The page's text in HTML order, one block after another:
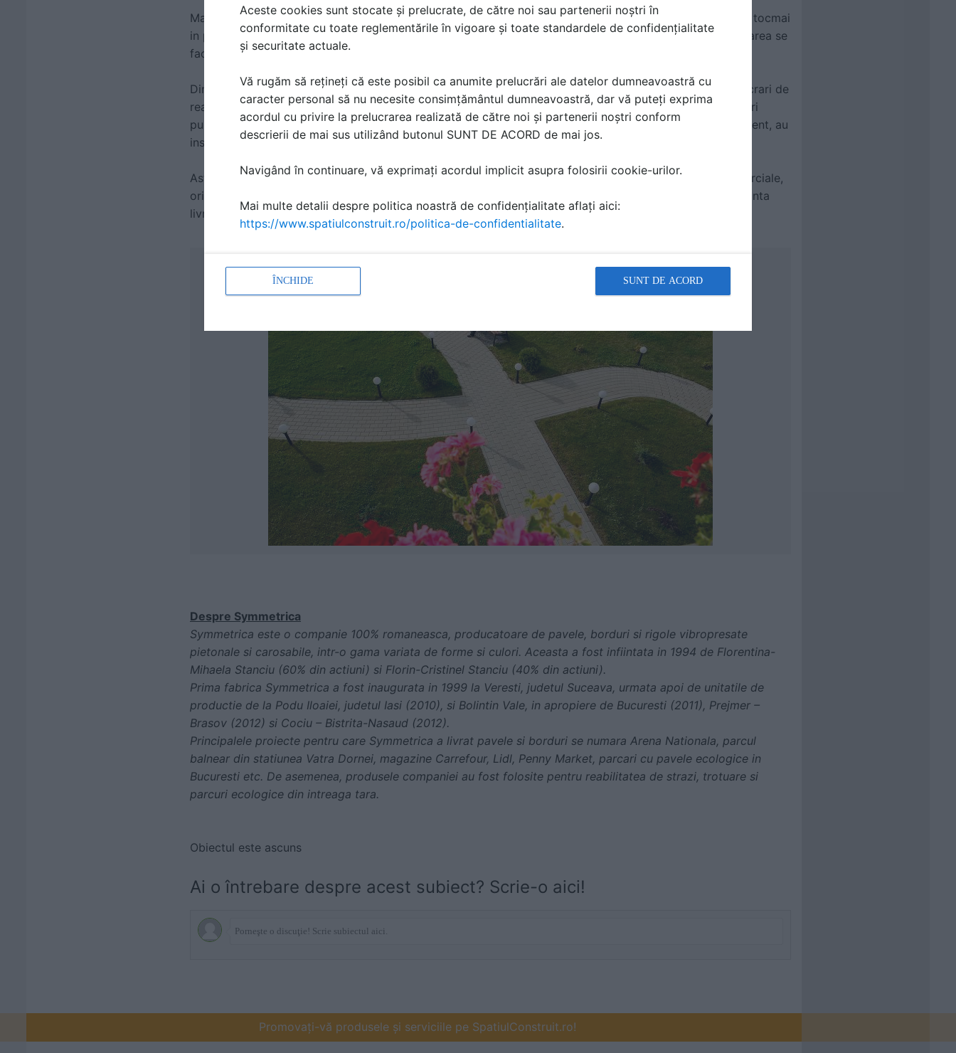
Mai mult, directorul companiei sustine ca avantajul Symmetrica in castigarea acestor proiecte a constat tocmai
in posibilitatea de a livra constant cantitati mari de produse din multiple unitati de productie. Astfel, livrarea se
face intr-un timp foarte scurt, chiar si intr-o perioada de varf in ceea ce priveste numarul comenzilor.
Dincolo de aceste proiecte, Symmetrica a livrat in acest an cantitati importante de produse si pentru lucrari de
reabilitare a trotuarelor din Pitesti, Bacau, Falticeni si Mangalia, precum si a acceselor auto pentru parcari
publice din toate regiunile tarii. Acestea, impreuna cu proiectele private desfasurate pana in acest moment, au
insumat
peste 2 milioane de metri de produse livrate, in primele 9 luni din acest an.
Astfel, in acest moment, 30% din business-ul companiei este adus de proiecte private, fie acestea comerciale,
ori industriale, de proiecte rezidentiale, iar 10% de vanzarile in retelele de bricolaj. Restul de 60% reprezinta
livrarile catre proiectele publice.
Despre Symmetrica
Symmetrica este o companie 100% romaneasca, producatoare de pavele, borduri si rigole vibropresate
pietonale si carosabile, intr-o gama variata de forme si culori. Aceasta a fost infiintata in 1994 de Florentina-
Mihaela Stanciu (60% din actiuni) si Florin-Cristinel Stanciu (40% din actiuni).
Prima fabrica Symmetrica a fost inaugurata in 1999 la Veresti, judetul Suceava, urmata apoi de unitatile de
productie de la Podu Iloaiei, judetul Iasi (2010), si Bolintin Vale, in apropiere de Bucuresti (2011), Prejmer –
Brasov (2012) si Cociu – Bistrita-Nasaud (2012).
Principalele proiecte pentru care Symmetrica a livrat pavele si borduri se numara Arena Nationala, parcul
balnear din statiunea Vatra Dornei, magazine Carrefour, Lidl, Penny Market, parcari cu pavele ecologice in
Bucuresti etc. De asemenea, produsele companiei au fost folosite pentru reabilitatea de strazi, trotuare si
parcuri ecologice din intreaga tara.
Obiectul este ascuns
Ai o întrebare despre acest subiect? Scrie-o aici!
Promovați-vă produsele și serviciile pe SpatiulConstruit.ro!
Aceste cookies sunt stocate și prelucrate, de către noi sau partenerii noștri în
conformitate cu toate reglementările în vigoare și toate standardele de confidențialitate
și securitate actuale.
Vă rugăm să rețineți că este posibil ca anumite prelucrări ale datelor dumneavoastră cu
caracter personal să nu necesite consimțământul dumneavoastră, dar vă puteți exprima
acordul cu privire la prelucrarea realizată de către noi și partenerii noștri conform
descrierii de mai sus utilizând butonul SUNT DE ACORD de mai jos.
Navigând în continuare, vă exprimați acordul implicit asupra folosirii cookie-urilor.
Mai multe detalii despre politica noastră de confidențialitate aflați aici:
https://www.spatiulconstruit.ro/politica-de-confidentialitate.
ÎNCHIDE SUNT DE ACORD